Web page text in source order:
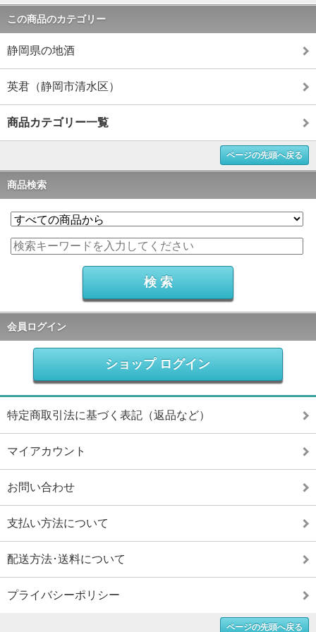
この商品のカテゴリー
静岡県の地酒
英君（静岡市清水区）
商品カテゴリー一覧
ページの先頭へ戻る
商品検索
会員ログイン
ショップ ログイン
特定商取引法に基づく表記（返品など）
マイアカウント
お問い合わせ
支払い方法について
配送方法･送料について
プライバシーポリシー
ページの先頭へ戻る